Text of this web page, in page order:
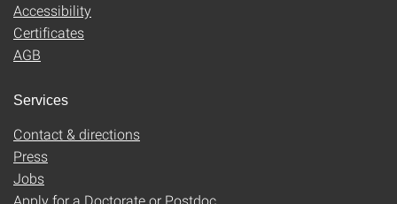
Accessibility
Certificates
AGB
Services
Contact & directions
Press
Jobs
Apply for a Doctorate or Postdoc